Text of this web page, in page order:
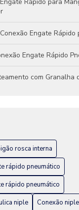
Engate Rápido
Engate Rápido
com Granalha
Hidráulica
Melhor Conexão
melhor fábrica de
Engate Rápido
rosca interna
rápido pneumático
rápido pneumático
niple
Conexão niple